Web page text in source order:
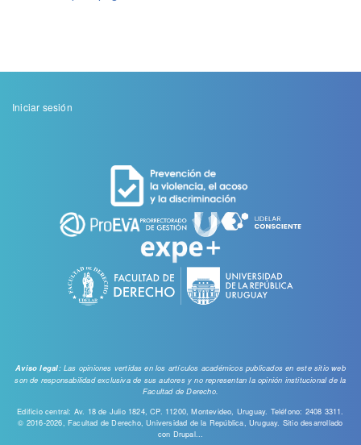
Menu
Iniciar sesión
Aviso legal: Las opiniones vertidas en los artículos académicos publicados en este sitio web
son de responsabilidad exclusiva de sus autores y no representan la opinión institucional de la
Facultad de Derecho.
Edificio central: Av. 18 de Julio 1824, CP. 11200, Montevideo, Uruguay. Teléfono: 2408 3311.
© 2016-2026, Facultad de Derecho, Universidad de la República, Uruguay. Sitio desarrollado
con Drupal...